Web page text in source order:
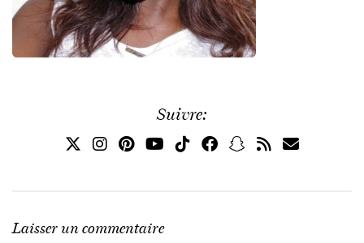
Suivre:
Laisser un commentaire